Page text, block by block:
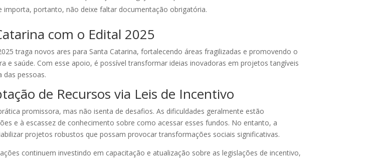
importa, portanto, não deixe faltar documentação obrigatória.
com o Edital 2025
traga novos ares para Santa Catarina, fortalecendo áreas fragilizadas e promovendo o
e saúde. Com esse apoio, é possível transformar ideias inovadoras em projetos tangíveis
das pessoas.
de Recursos via Leis de Incentivo
promissora, mas não isenta de desafios. As dificuldades geralmente estão
e à escassez de conhecimento sobre como acessar esses fundos. No entanto, a
projetos robustos que possam provocar transformações sociais significativas.
continuem investindo em capacitação e atualização sobre as legislações de incentivo,